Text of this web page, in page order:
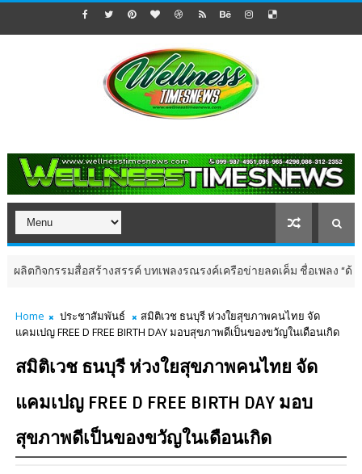
จกรรมสื่อสร้างสรรค์ บทเพลงรณรงค์เครือข่ายลดเค็ม ชื่อเพลง “ด้วยควา
Home ประชาสัมพันธ์
สมิติเวช ธนบุรี ห่วงใยสุขภาพคนไทย จัด
แคมเปญ FREE D FREE BIRTH DAY มอบสุขภาพดีเป็นของขวัญในเดือนเกิด
สมิติเวช ธนบุรี ห่วงใยสุขภาพคนไทย จัด
แคมเปญ FREE D FREE BIRTH DAY มอบ
สุขภาพดีเป็นของขวัญในเดือนเกิด